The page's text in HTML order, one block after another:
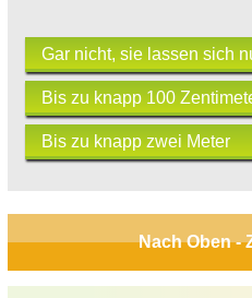
Gar nicht, sie lassen sich
Bis zu knapp 100
Bis zu knapp zwei Meter
Nach Oben -